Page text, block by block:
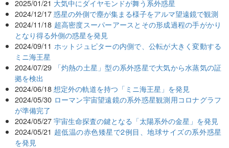
2025/01/21 大気中にダイヤモンドが舞う系外惑星
2024/12/17 惑星の外側で塵が集まる様子をアルマ望遠鏡で観測
2024/11/18 超高密度スーパーアースとその形成過程の手がかり
となり得る外側の惑星を発見
2024/09/11 ホットジュピターの内側で、公転が大きく変動する
ミニ海王星
2024/07/29
「灼熱の土星」型の系外惑星で大気から水蒸気の証
拠を検出
2024/06/18 想定外の軌道を持つ「ミニ海王星」を発見
2024/05/30 ローマン宇宙望遠鏡の系外惑星観測用コロナグラフ
が準備完了
2024/05/27 宇宙生命探査の鍵となる「太陽系外の金星」を発見
2024/05/21 超低温の赤色矮星で2例目、地球サイズの系外惑星
を発見